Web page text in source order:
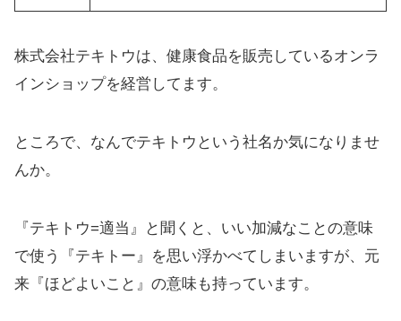
株式会社テキトウは、健康食品を販売しているオンラ
インショップを経営してます。
ところで、なんでテキトウという社名か気になりませ
んか。
『テキトウ=適当』と聞くと、いい加減なことの意味
で使う『テキトー』を思い浮かべてしまいますが、元
来『ほどよいこと』の意味も持っています。